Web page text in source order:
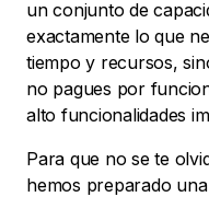
un conjunto de
exactamente lo que
tiempo y recursos,
no pagues por
alto funcionalidades
Para que no se te
hemos preparado